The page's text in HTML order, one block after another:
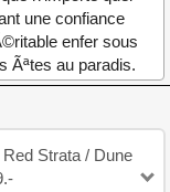
une confiance
enfer sous
Ãªtes au paradis.
Strata / Dune